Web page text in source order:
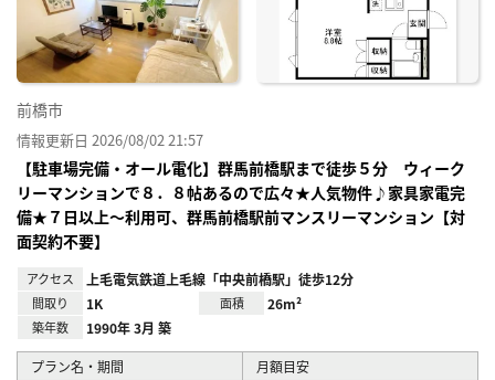
前橋市
情報更新日 2026/08/02 21:57
【駐車場完備・オール電化】群馬前橋駅まで徒歩５分 ウィーク
リーマンションで８．８帖あるので広々★人気物件♪家具家電完
備★７日以上～利用可、群馬前橋駅前マンスリーマンション【対
面契約不要】
アクセス 上毛電気鉄道上毛線「中央前橋駅」徒歩12分
間取り 1K 面積 26m²
築年数 1990年 3月 築
プラン名・期間 月額目安